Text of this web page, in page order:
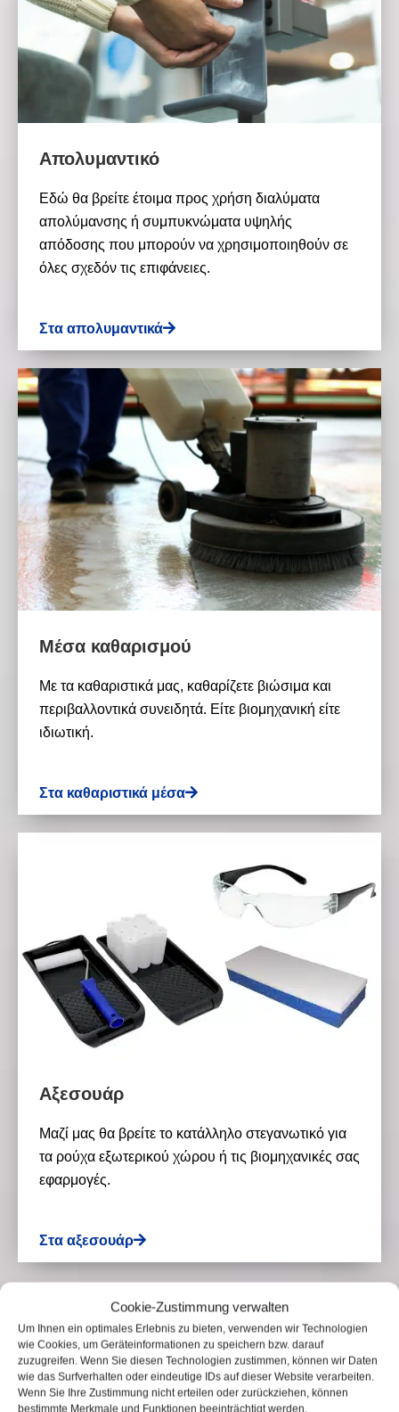
Cookie-Zustimmung verwalten
Um Ihnen ein optimales Erlebnis zu bieten, verwenden wir Technologien
wie Cookies, um Geräteinformationen zu speichern bzw. darauf
zuzugreifen. Wenn Sie diesen Technologien zustimmen, können wir Daten
wie das Surfverhalten oder eindeutige IDs auf dieser Website verarbeiten.
Wenn Sie Ihre Zustimmung nicht erteilen oder zurückziehen, können
bestimmte Merkmale und Funktionen beeinträchtigt werden.
Απολυμαντικό
Εδώ θα βρείτε έτοιμα προς χρήση διαλύματα
απολύμανσης ή συμπυκνώματα υψηλής
απόδοσης που μπορούν να χρησιμοποιηθούν σε
όλες σχεδόν τις επιφάνειες.
Στα απολυμαντικά
Μέσα καθαρισμού
Με τα καθαριστικά μας, καθαρίζετε βιώσιμα και
περιβαλλοντικά συνειδητά. Είτε βιομηχανική είτε
ιδιωτική.
Στα καθαριστικά μέσα
Αξεσουάρ
Μαζί μας θα βρείτε το κατάλληλο στεγανωτικό για
τα ρούχα εξωτερικού χώρου ή τις βιομηχανικές σας
εφαρμογές.
Στα αξεσουάρ